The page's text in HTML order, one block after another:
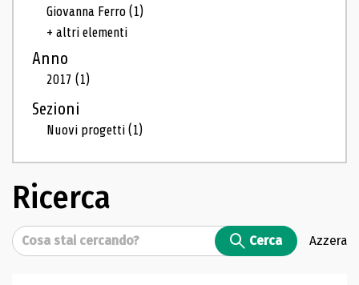
Giovanna Ferro(1)
+ altri elementi
Anno
2017(1)
Sezioni
Nuovi progetti(1)
Ricerca
Cerca Cerca Azzera